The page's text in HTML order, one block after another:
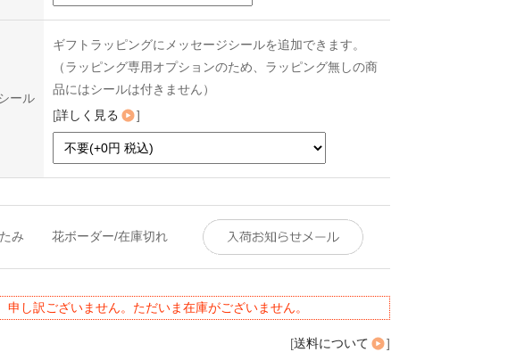
ール
ギフトラッピングにメッセージシールを追加できます。
（ラッピング専用オプションのため、ラッピング無しの商
品にはシールは付きません）
[詳しく見る ]
み 花ボーダー/在庫切れ
申し訳ございません。ただいま在庫がございません。
[送料について ]